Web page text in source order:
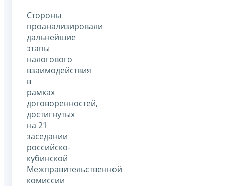
Стороны
проанализировали
дальнейшие
этапы
налогового
взаимодействия
в
рамках
договоренностей,
достигнутых
на 21
заседании
российско-
кубинской
Межправительственной
комиссии